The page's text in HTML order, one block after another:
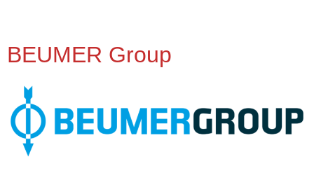
BEUMER Group